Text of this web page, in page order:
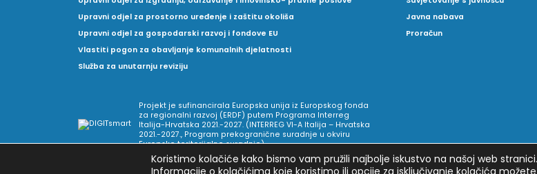
Upravni odjel za prostorno uređenje i zaštitu okoliša
Upravni odjel za gospodarski razvoj i fondove EU
Vlastiti pogon za obavljanje komunalnih djelatnosti
Služba za unutarnju reviziju
Javna nabava
Proračun
Projekt je sufinancirala Europska unija iz Europskog fonda
za regionalni razvoj (ERDF) putem Programa Interreg
Italija-Hrvatska 2021.-2027. (INTERREG VI-A Italija – Hrvatska
2021.-2027., Program prekogranične suradnje u okviru
Europske teritorijalne suradnje).
Koristimo kolačiće kako bismo vam pružili najbolje iskustvo na našoj web stranici.
Informacije o kolačićima koje koristimo ili opcije za isključivanje kolačića